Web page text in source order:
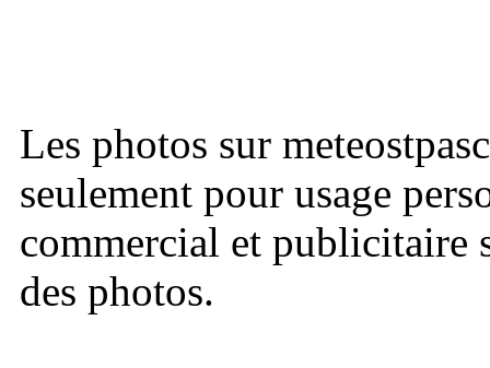
Les photos sur
seulement pour usage
commercial et publicitaire
des photos.